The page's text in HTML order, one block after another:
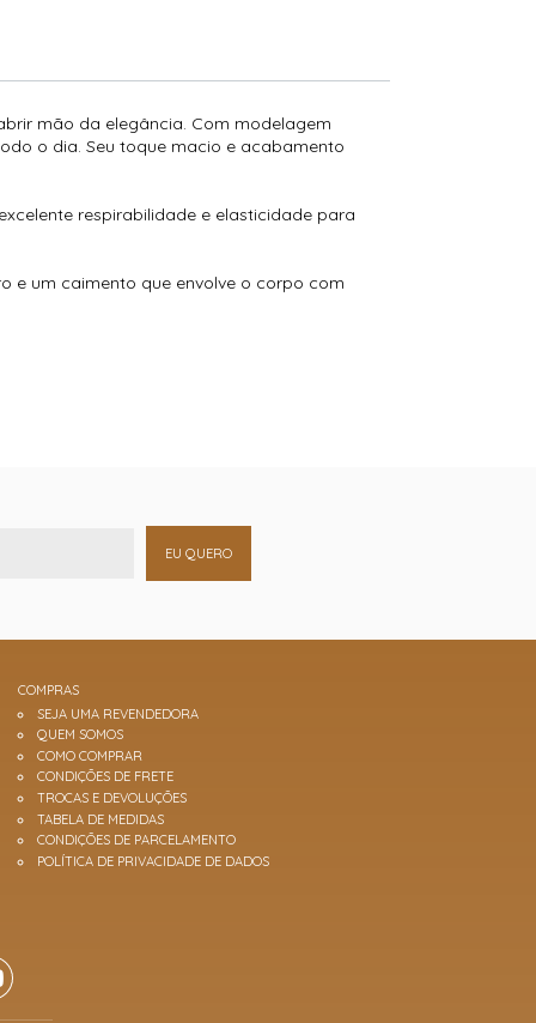
mão da elegância. Com modelagem
o dia. Seu toque macio e acabamento
respirabilidade e elasticidade para
e um caimento que envolve o corpo com
EU QUERO
COMPRAS
SEJA UMA REVENDEDORA
QUEM SOMOS
COMO COMPRAR
CONDIÇÕES DE FRETE
TROCAS E DEVOLUÇÕES
TABELA DE MEDIDAS
CONDIÇÕES DE PARCELAMENTO
POLÍTICA DE PRIVACIDADE DE DADOS